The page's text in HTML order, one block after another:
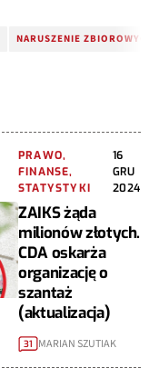
NARUSZENIE ZBIOROWYCH
PRAWO,
FINANSE,
STATYSTYKI
16
GRU
2024
ZAIKS żąda
milionów złotych.
CDA oskarża
organizację o
szantaż
(aktualizacja)
31 MARIAN SZUTIAK